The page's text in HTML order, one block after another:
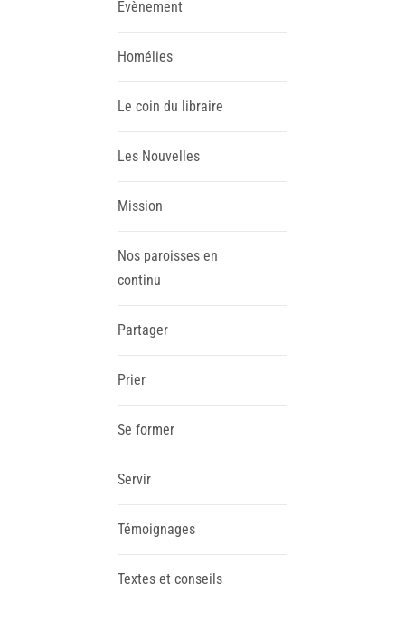
Evènement
Homélies
Le coin du libraire
Les Nouvelles
Mission
Nos paroisses en
continu
Partager
Prier
Se former
Servir
Témoignages
Textes et conseils